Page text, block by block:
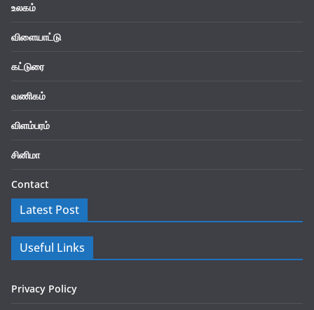
உலகம்
விளையாட்டு
கட்டுரை
வணிகம்
விளம்பரம்
சினிமா
Contact
Latest Post
Useful Links
Privacy Policy